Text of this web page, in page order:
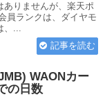
ありませんが、楽天ポ
員ランクは、ダイヤモ
、...
記事を読む
WAONカー
の日数